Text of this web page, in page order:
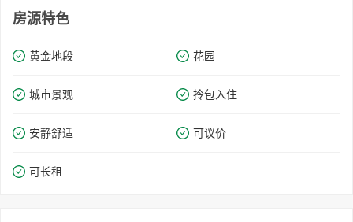
房源特色
黄金地段 花园
城市景观 拎包入住
安静舒适 可议价
可长租